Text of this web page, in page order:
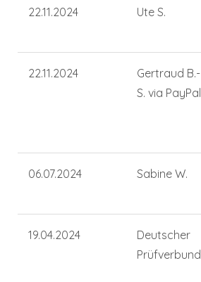
22.11.2024 Ute S.
22.11.2024
Gertraud B.-
S. via PayPal
06.07.2024 Sabine W.
19.04.2024
Deutscher
Prüfverbund